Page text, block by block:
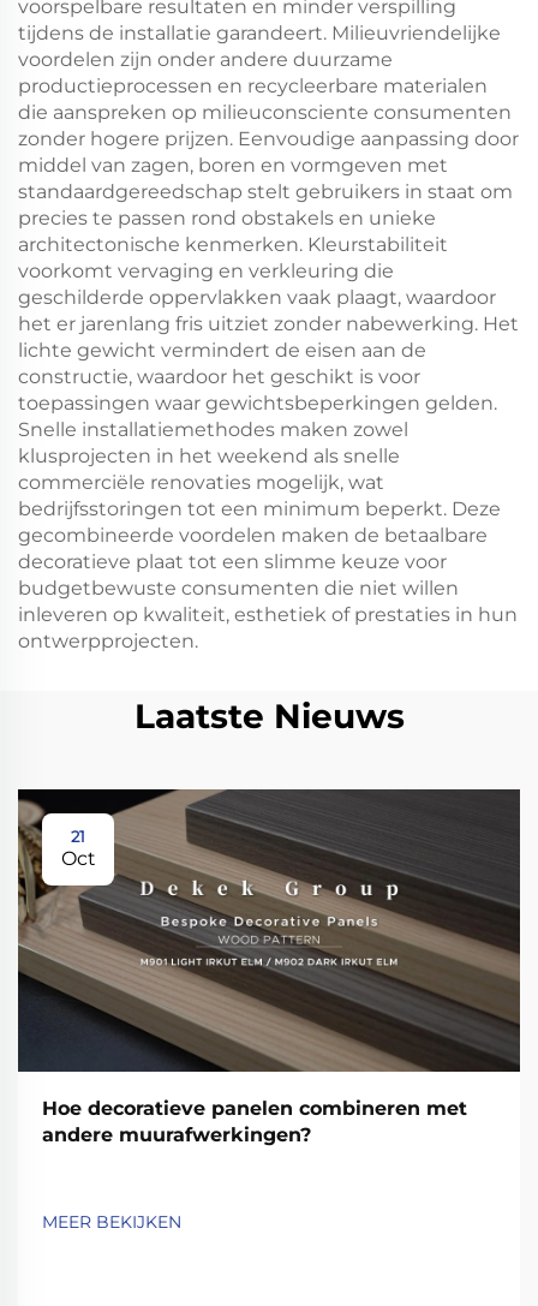
voorspelbare resultaten en minder verspilling
tijdens de installatie garandeert. Milieuvriendelijke
voordelen zijn onder andere duurzame
productieprocessen en recycleerbare materialen
die aanspreken op milieuconsciente consumenten
zonder hogere prijzen. Eenvoudige aanpassing door
middel van zagen, boren en vormgeven met
standaardgereedschap stelt gebruikers in staat om
precies te passen rond obstakels en unieke
architectonische kenmerken. Kleurstabiliteit
voorkomt vervaging en verkleuring die
geschilderde oppervlakken vaak plaagt, waardoor
het er jarenlang fris uitziet zonder nabewerking. Het
lichte gewicht vermindert de eisen aan de
constructie, waardoor het geschikt is voor
toepassingen waar gewichtsbeperkingen gelden.
Snelle installatiemethodes maken zowel
klusprojecten in het weekend als snelle
commerciële renovaties mogelijk, wat
bedrijfsstoringen tot een minimum beperkt. Deze
gecombineerde voordelen maken de betaalbare
decoratieve plaat tot een slimme keuze voor
budgetbewuste consumenten die niet willen
inleveren op kwaliteit, esthetiek of prestaties in hun
ontwerpprojecten.
Laatste Nieuws
21
Oct
Hoe decoratieve panelen combineren met
andere muurafwerkingen?
MEER BEKIJKEN